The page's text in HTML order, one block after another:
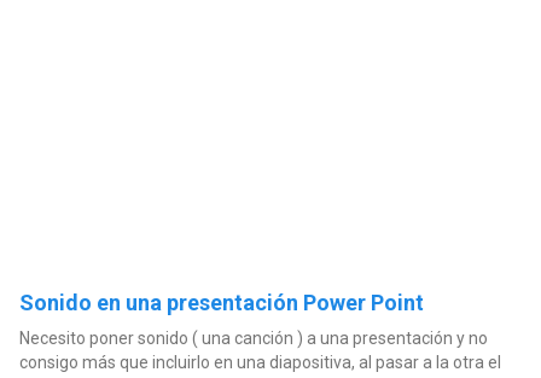
Sonido en una presentación Power Point
Necesito poner sonido ( una canción ) a una presentación y no
consigo más que incluirlo en una diapositiva, al pasar a la otra el